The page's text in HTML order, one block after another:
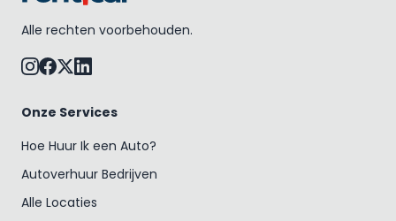
Alle rechten voorbehouden.
Onze Services
Hoe Huur Ik een Auto?
Autoverhuur Bedrijven
Alle Locaties